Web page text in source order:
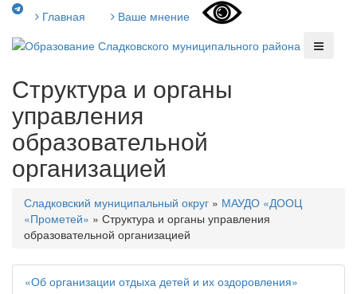
Главная Ваше мнение
Структура и органы
управления
образовательной
организацией
Сладковский муниципальный округ » МАУДО «ДООЦ
«Прометей» » Структура и органы управления
образовательной организацией
«Об организации отдыха детей и их оздоровления»